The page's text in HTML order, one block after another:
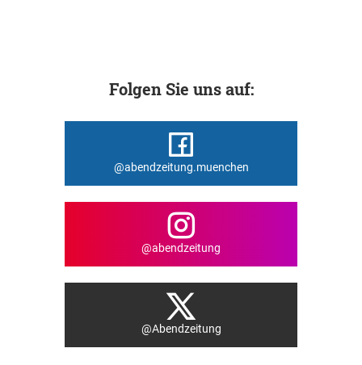
Folgen Sie uns auf:
@abendzeitung.muenchen
@abendzeitung
@Abendzeitung